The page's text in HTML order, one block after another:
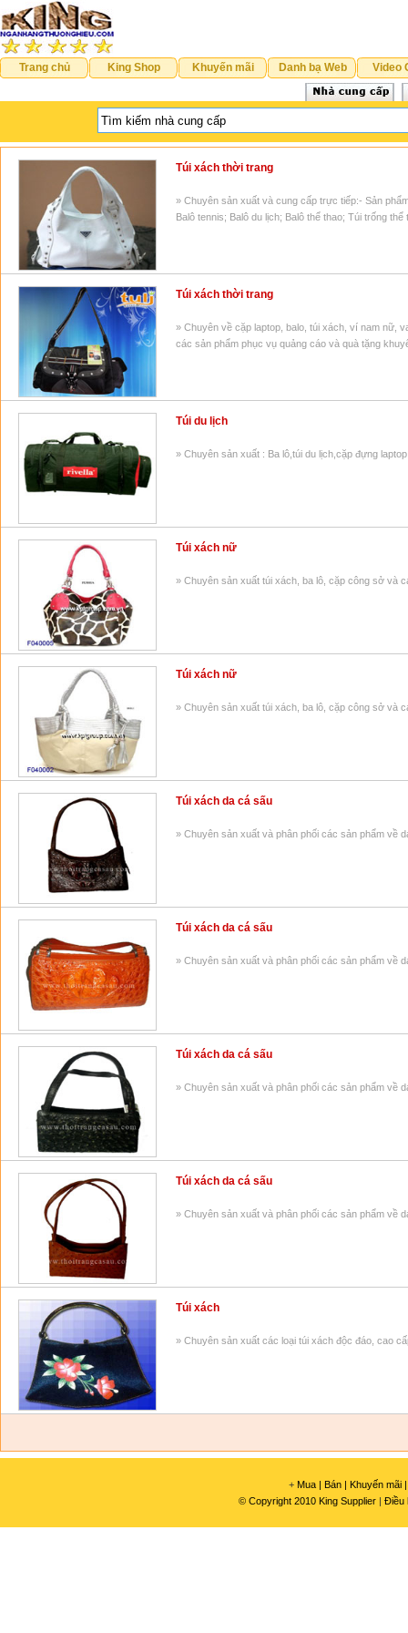
Trang chủ King Shop Khuyến mãi Danh bạ Web Video
Túi xách thời trang
» Chuyên sản xuất và cung cấp trực tiếp:- Sản
Balô tennis; Balô du lịch; Balô thể thao; Túi trống
Túi xách thời trang
» Chuyên về cặp laptop, balo, túi xách, ví nam nữ,
các sản phẩm phục vụ quảng cáo và quà tặng
Túi du lịch
» Chuyên sản xuất : Ba lô,túi du lịch,cặp đựng
Túi xách nữ
» Chuyên sản xuất túi xách, ba lô, cặp công sở và
Túi xách nữ
» Chuyên sản xuất túi xách, ba lô, cặp công sở và
Túi xách da cá sấu
» Chuyên sản xuất và phân phối các sản phẩm về
Túi xách da cá sấu
» Chuyên sản xuất và phân phối các sản phẩm về
Túi xách da cá sấu
» Chuyên sản xuất và phân phối các sản phẩm về
Túi xách da cá sấu
» Chuyên sản xuất và phân phối các sản phẩm về
Túi xách
» Chuyên sản xuất các loại túi xách độc đáo, cao
+ Mua | Bán | Khuyến mãi |
© Copyright 2010 King Supplier | Điều